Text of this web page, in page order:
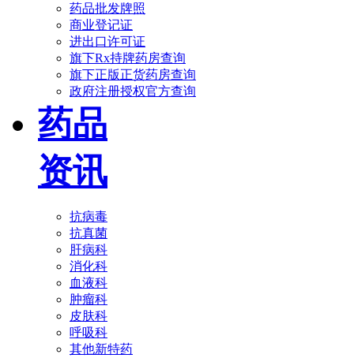
药品批发牌照
商业登记证
进出口许可证
旗下Rx持牌药房查询
旗下正版正货药房查询
政府注册授权官方查询
药品
资讯
抗病毒
抗真菌
肝病科
消化科
血液科
肿瘤科
皮肤科
呼吸科
其他新特药